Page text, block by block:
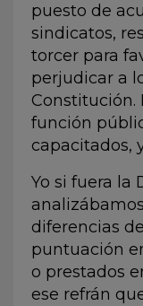
puesto de
sindicatos,
torcer para
perjudicar a
Constitución.
función
capacitados,
Yo si fuera la
analizábamos
diferencias
puntuación
o prestados
ese refrán